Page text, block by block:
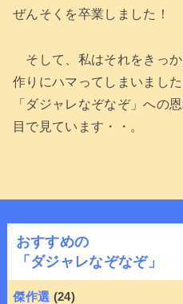
ぜんそくを卒業しました！
そして、私はそれをきっか
作りにハマってしまいまし
「ダジャレなぞなぞ」への
目で見ています・・。
おすすめの
「ダジャレなぞなぞ」
傑作選 (24)